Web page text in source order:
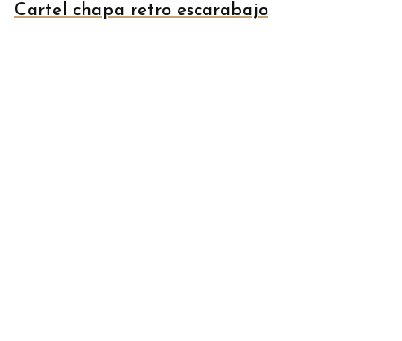
Cartel chapa retro escarabajo